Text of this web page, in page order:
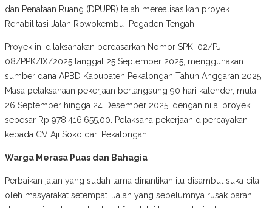
dan Penataan Ruang (DPUPR) telah merealisasikan proyek
Rehabilitasi Jalan Rowokembu–Pegaden Tengah.
Proyek ini dilaksanakan berdasarkan Nomor SPK: 02/PJ-
08/PPK/IX/2025 tanggal 25 September 2025, menggunakan
sumber dana APBD Kabupaten Pekalongan Tahun Anggaran 2025.
Masa pelaksanaan pekerjaan berlangsung 90 hari kalender, mulai
26 September hingga 24 Desember 2025, dengan nilai proyek
sebesar Rp 978.416.655,00. Pelaksana pekerjaan dipercayakan
kepada CV Aji Soko dari Pekalongan.
Warga Merasa Puas dan Bahagia
Perbaikan jalan yang sudah lama dinantikan itu disambut suka cita
oleh masyarakat setempat. Jalan yang sebelumnya rusak parah